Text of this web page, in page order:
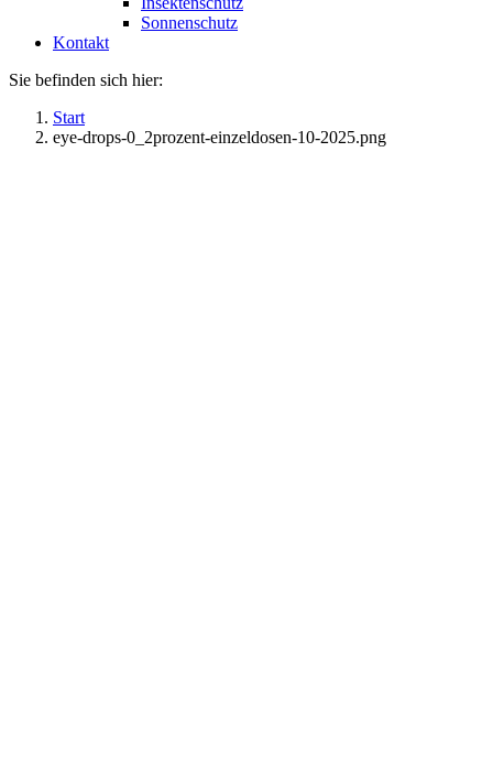
Sonnenschutz
Kontakt
Sie befinden sich hier:
Start
eye-drops-0_2prozent-einzeldosen-10-2025.png